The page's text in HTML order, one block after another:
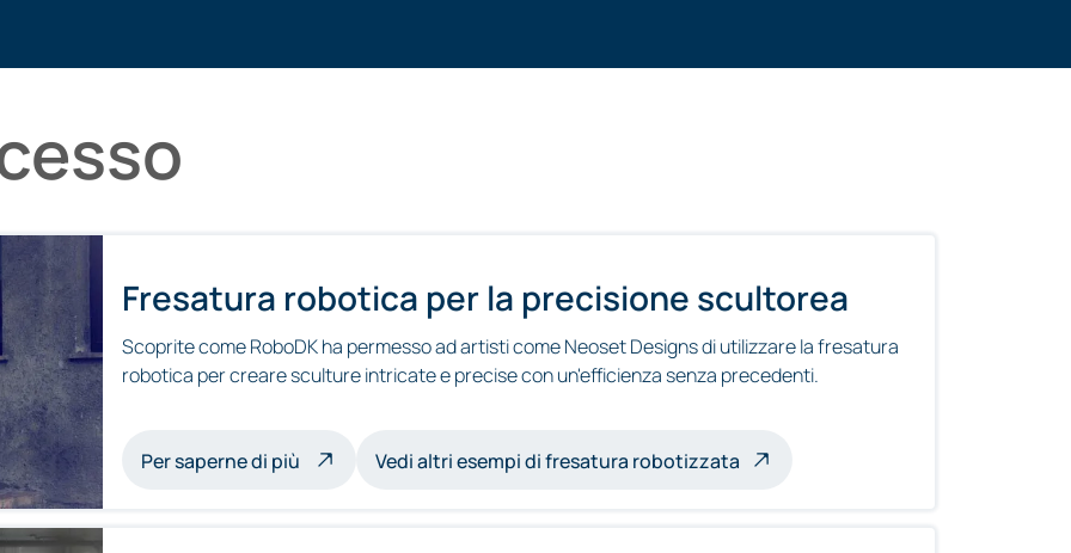
Fresatura robotica per la precisione scultorea
Scoprite come RoboDK ha permesso ad artisti come Neoset Designs di utilizzare la fresatura
robotica per creare sculture intricate e precise con un'efficienza senza precedenti.
Per saperne di più sulle sculture a fresatura robotica
Vedi altri esempi di fresatura robotizzata